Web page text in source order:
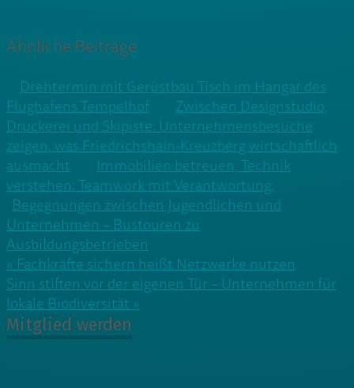
Ähnliche Beiträge
Drehtermin mit Gerüstbau Tisch im Hangar des
Flughafens Tempelhof
Zwischen Designstudio,
Druckerei und Skipiste: Unternehmensbesuche
zeigen, was Friedrichshain-Kreuzberg wirtschaftlich
ausmacht
Immobilien betreuen, Technik
verstehen: Teamwork mit Verantwortung:
Begegnungen zwischen Jugendlichen und
Unternehmen – Bustouren zu
Ausbildungsbetrieben
Beitragsnavigation
« Fachkräfte sichern heißt Netzwerke nutzen
Sinn stiften vor der eigenen Tür – Unternehmen für
lokale Biodiversität »
Mitglied werden